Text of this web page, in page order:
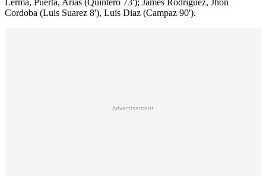
Lerma, Puerta, Arias (Quintero 73'); James Rodriguez, Jhon
Cordoba (Luis Suarez 8'), Luis Diaz (Campaz 90').
Advertisement